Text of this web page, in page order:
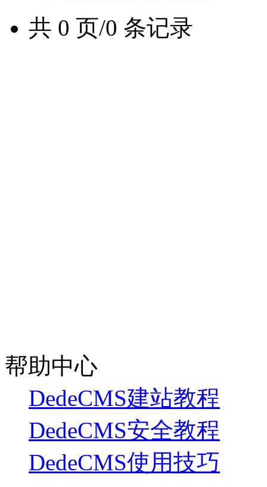
共 0 页/0 条记录
帮助中心
DedeCMS建站教程
DedeCMS安全教程
DedeCMS使用技巧